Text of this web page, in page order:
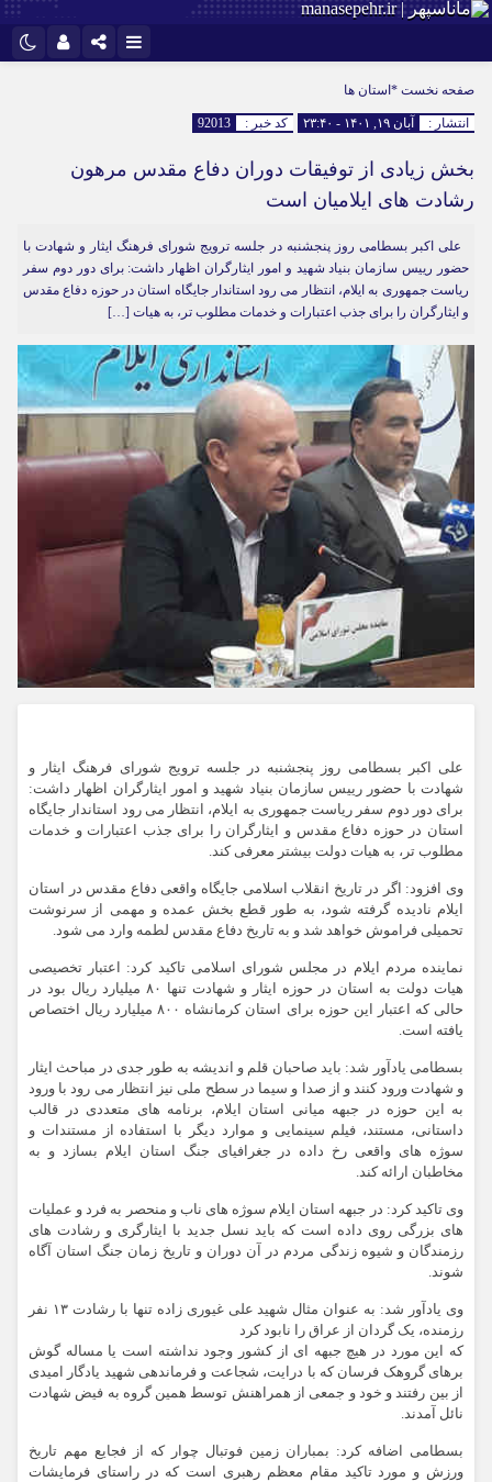
اینستاگرام
سروش ایتا
آپارات رمز عبور
مرا به خاطر بسپار
صفحه نخست *استان ها
انتشار : آبان ۱۹, ۱۴۰۱ - ۲۳:۴۰ کد خبر : 92013
بخش زیادی از توفیقات دوران دفاع مقدس مرهون
رشادت های ایلامیان است
علی اکبر بسطامی روز پنجشنبه در جلسه ترویج شورای فرهنگ ایثار و شهادت با
حضور رییس سازمان بنیاد شهید و امور ایثارگران اظهار داشت: برای دور دوم سفر
ریاست جمهوری به ایلام، انتظار می رود استاندار جایگاه استان در حوزه دفاع مقدس
و ایثارگران را برای جذب اعتبارات و خدمات مطلوب تر، به هیات […]
علی اکبر بسطامی روز پنجشنبه در جلسه ترویج شورای فرهنگ ایثار و
شهادت با حضور رییس سازمان بنیاد شهید و امور ایثارگران اظهار داشت:
برای دور دوم سفر ریاست جمهوری به ایلام، انتظار می رود استاندار جایگاه
استان در حوزه دفاع مقدس و ایثارگران را برای جذب اعتبارات و خدمات
مطلوب تر، به هیات دولت بیشتر معرفی کند.
وی افزود: اگر در تاریخ انقلاب اسلامی جایگاه واقعی دفاع مقدس در استان
ایلام نادیده گرفته شود، به طور قطع بخش عمده و مهمی از سرنوشت
تحمیلی فراموش خواهد شد و به تاریخ دفاع مقدس لطمه وارد می شود.
نماینده مردم ایلام در مجلس شورای اسلامی تاکید کرد: اعتبار تخصیصی
هیات دولت به استان در حوزه ایثار و شهادت تنها ۸۰ میلیارد ریال بود در
حالی که اعتبار این حوزه برای استان کرمانشاه ۸۰۰ میلیارد ریال اختصاص
یافته است.
بسطامی یادآور شد: باید صاحبان قلم و اندیشه به طور جدی در مباحث ایثار
و شهادت ورود کنند و از صدا و سیما در سطح ملی نیز انتظار می رود با ورود
به این حوزه در جبهه میانی استان ایلام، برنامه های متعددی در قالب
داستانی، مستند، فیلم سینمایی و موارد دیگر با استفاده از مستندات و
سوژه های واقعی رخ داده در جغرافیای جنگ استان ایلام بسازد و به
مخاطبان ارائه کند.
وی تاکید کرد: در جبهه استان ایلام سوژه های ناب و منحصر به فرد و عملیات
های بزرگی روی داده است که باید نسل جدید با ایثارگری و رشادت های
رزمندگان و شیوه زندگی مردم در آن دوران و تاریخ زمان جنگ استان آگاه
شوند.
وی یادآور شد: به عنوان مثال شهید علی غیوری زاده تنها با رشادت ۱۳ نفر
رزمنده، یک گردان از عراق را نابود کرد
که این مورد در هیچ جبهه ای از کشور وجود نداشته است یا مساله گوش
برهای گروهک فرسان که با درایت، شجاعت و فرماندهی شهید یادگار امیدی
از بین رفتند و خود و جمعی از همراهنش توسط همین گروه به فیض شهادت
نائل آمدند.
بسطامی اضافه کرد: بمباران زمین فوتبال چوار که از فجایع مهم تاریخ
ورزش و مورد تاکید مقام معظم رهبری است که در راستای فرمایشات